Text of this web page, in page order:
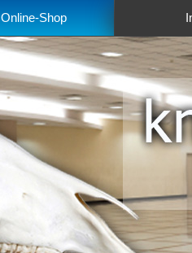
Online-Shop